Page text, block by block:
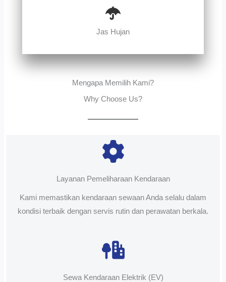
Jas Hujan
Mengapa Memilih Kami?
Why Choose Us?
Layanan Pemeliharaan Kendaraan
Kami memastikan kendaraan sewaan Anda selalu dalam
kondisi terbaik dengan servis rutin dan perawatan berkala.
Sewa Kendaraan Elektrik (EV)